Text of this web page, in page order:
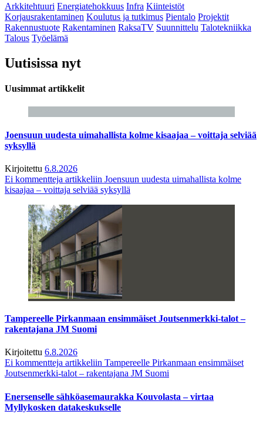
Arkkitehtuuri Energiatehokkuus Infra Kiinteistöt
Korjausrakentaminen Koulutus ja tutkimus Pientalo Projektit
Rakennustuote Rakentaminen RaksaTV Suunnittelu Talotekniikka
Talous Työelämä
Uutisissa nyt
Uusimmat artikkelit
Joensuun uudesta uimahallista kolme kisaajaa – voittaja selviää
syksyllä
Kirjoitettu 6.8.2026
Ei kommentteja artikkeliin Joensuun uudesta uimahallista kolme
kisaajaa – voittaja selviää syksyllä
Tampereelle Pirkanmaan ensimmäiset Joutsenmerkki-talot –
rakentajana JM Suomi
Kirjoitettu 6.8.2026
Ei kommentteja artikkeliin Tampereelle Pirkanmaan ensimmäiset
Joutsenmerkki-talot – rakentajana JM Suomi
Enersenselle sähköasemaurakka Kouvolasta – virtaa
Myllykosken datakeskukselle